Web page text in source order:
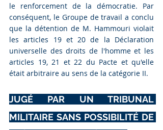
le renforcement de la démocratie. Par
conséquent, le Groupe de travail a conclu
que la détention de M. Hammouri violait
les articles 19 et 20 de la Déclaration
universelle des droits de l'homme et les
articles 19, 21 et 22 du Pacte et qu'elle
était arbitraire au sens de la catégorie II.
JUGÉ PAR UN TRIBUNAL
MILITAIRE SANS POSSIBILITÉ DE